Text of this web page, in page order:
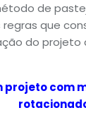
de
que
do projeto
projeto com